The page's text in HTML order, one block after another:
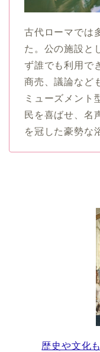
古代ローマでは
た。公の施設と
ず誰でも利用で
商売、議論など
ミューズメント
民を喜ばせ、名
を冠した豪勢な
歴史や文化